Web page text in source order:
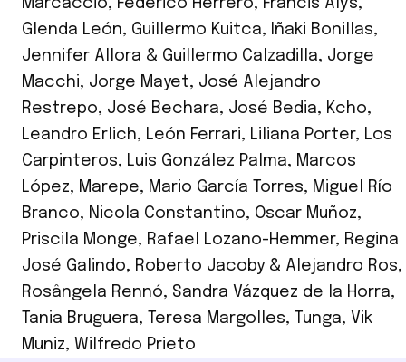
Marcaccio, Federico Herrero, Francis Alÿs,
Glenda León, Guillermo Kuitca, Iñaki Bonillas,
Jennifer Allora & Guillermo Calzadilla, Jorge
Macchi, Jorge Mayet, José Alejandro
Restrepo, José Bechara, José Bedia, Kcho,
Leandro Erlich, León Ferrari, Liliana Porter, Los
Carpinteros, Luis González Palma, Marcos
López, Marepe, Mario García Torres, Miguel Río
Branco, Nicola Constantino, Oscar Muñoz,
Priscila Monge, Rafael Lozano-Hemmer, Regina
José Galindo, Roberto Jacoby & Alejandro Ros,
Rosângela Rennó, Sandra Vázquez de la Horra,
Tania Bruguera, Teresa Margolles, Tunga, Vik
Muniz, Wilfredo Prieto